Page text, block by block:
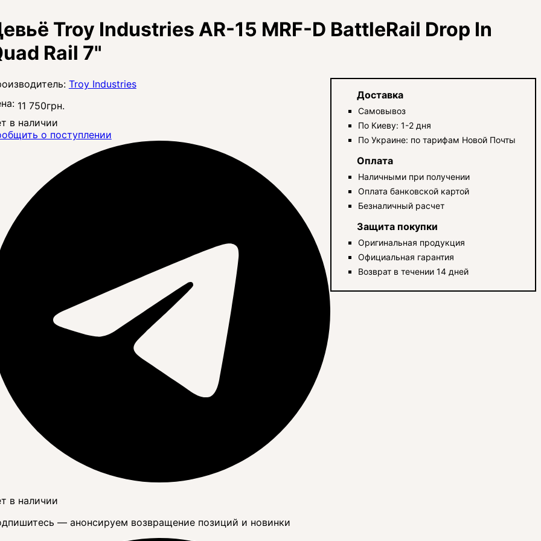
Troy Industries AR-15 MRF-D BattleRail Drop In
Rail 7"
Troy Industries
11 750грн.
в наличии
о поступлении
в наличии
— анонсируем возвращение позиций и новинки
Доставка
Самовывоз
По Киеву: 1-2 дня
По Украине: по тарифам Новой Почты
Оплата
Наличными при получении
Оплата банковской картой
Безналичный расчет
Защита покупки
Оригинальная продукция
Официальная гарантия
Возврат в течении 14 дней